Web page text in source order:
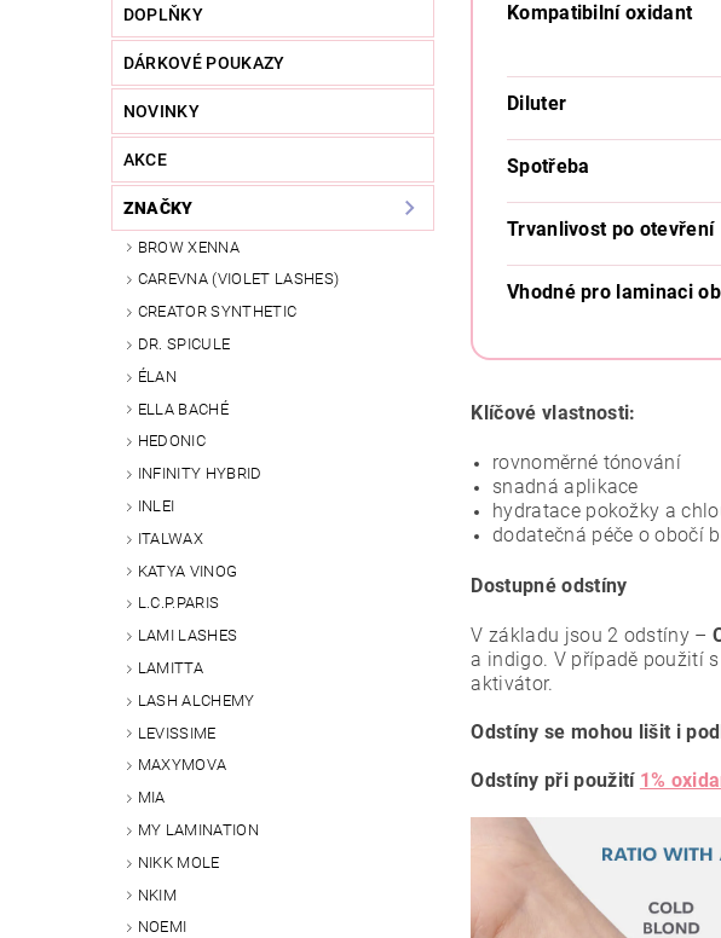
DOPLŇKY
DÁRKOVÉ POUKAZY
NOVINKY
AKCE
ZNAČKY
BROW XENNA
CAREVNA (VIOLET LASHES)
CREATOR SYNTHETIC
DR. SPICULE
ÉLAN
ELLA BACHÉ
HEDONIC
INFINITY HYBRID
INLEI
ITALWAX
KATYA VINOG
L.C.P.PARIS
LAMI LASHES
LAMITTA
LASH ALCHEMY
LEVISSIME
MAXYMOVA
MIA
MY LAMINATION
NIKK MOLE
NKIM
NOEMI
Kompatibilní oxidant
Diluter
Spotřeba
Trvanlivost po otevření
Vhodné pro laminaci
Klíčové vlastnosti:
rovnoměrné tónování
snadná aplikace
hydratace pokožky a
dodatečná péče o obočí
Dostupné odstíny
V základu jsou 2 odstíny –
a indigo. V případě použití
aktivátor.
Odstíny se mohou lišit i
Odstíny při použití 1%